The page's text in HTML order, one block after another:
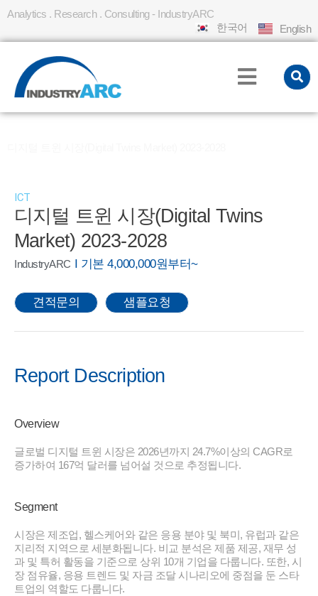
Analytics . Research . Consulting - IndustryARC
한국어
English
ICT
디지털 트윈 시장(Digital Twins
Market) 2023-2028
IndustryARC I 기본 4,000,000원부터~
견적문의 샘플요청
Report Description
Overview
글로벌 디지털 트윈 시장은 2026년까지 24.7%이상의 CAGR로
증가하여 167억 달러를 넘어설 것으로 추정됩니다.
Segment
시장은 제조업, 헬스케어와 같은 응용 분야 및 북미, 유럽과 같은
지리적 지역으로 세분화됩니다. 비교 분석은 제품 제공, 재무 성
과 및 특허 활동을 기준으로 상위 10개 기업을 다룹니다. 또한, 시
장 점유율, 응용 트렌드 및 자금 조달 시나리오에 중점을 둔 스타
트업의 역할도 다룹니다.